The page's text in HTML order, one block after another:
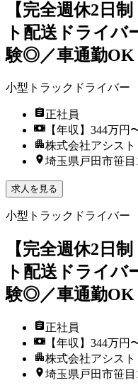
【完全週休2日
ト配送ドライバ
験◎／車通勤OK
小型トラックドライバー
正社員
【年収】344万円
株式会社アシス
埼玉県戸田市笹目
求人を見る
小型トラックドライバー
【完全週休2日
ト配送ドライバ
験◎／車通勤OK
正社員
【年収】344万円
株式会社アシス
埼玉県戸田市笹目